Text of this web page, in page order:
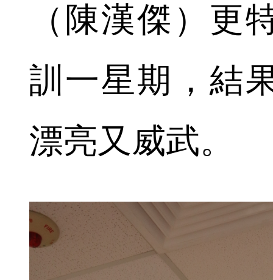
（陳漢傑）更
訓一星期，結
漂亮又威武。